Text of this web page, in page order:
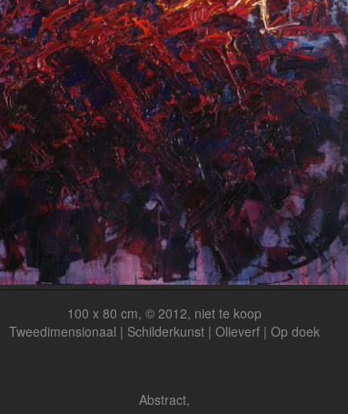
100 x 80 cm, © 2012, niet te koop
Tweedimensionaal | Schilderkunst | Olieverf | Op doek
Abstract,